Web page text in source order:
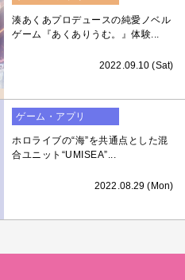
湊あくあプロデュースの純愛ノベル
ゲーム『あくありうむ。』体験...
2022.09.10 (Sat)
ゲーム・アプリ
ホロライブの“海”を共通点とした混
合ユニット“UMISEA”...
2022.08.29 (Mon)